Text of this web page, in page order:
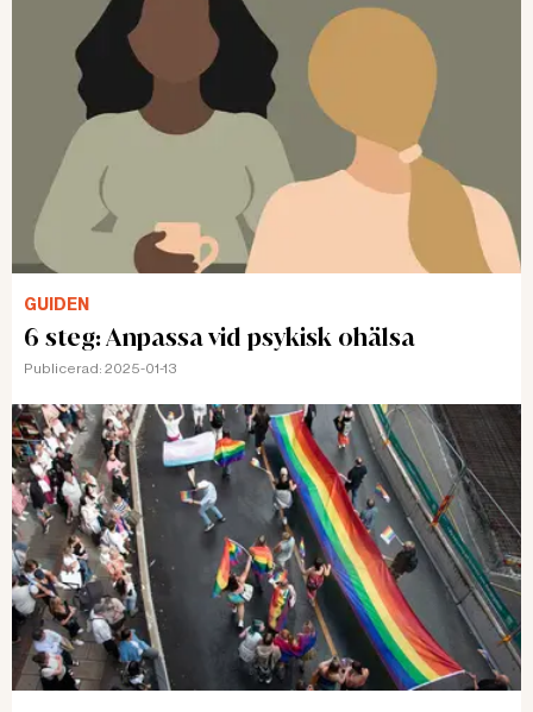
GUIDEN
6 steg: Anpassa vid psykisk ohälsa
Publicerad: 2025-01-13